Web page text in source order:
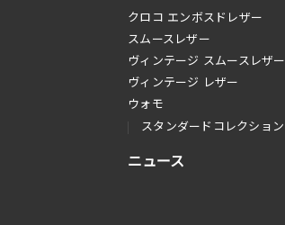
クロコ エンボスドレザー
スムースレザー
ヴィンテージ スムースレザー
ヴィンテージ レザー
ウォモ
スタンダードコレクション
ニュース